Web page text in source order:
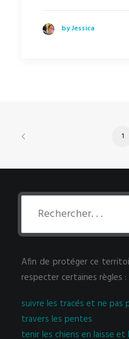
by Jessica
1
Afin de protéger ce
respecter certaines règles :
suivre les tracés et ne pas
travers les pentes
tenir les chiens en laisse et